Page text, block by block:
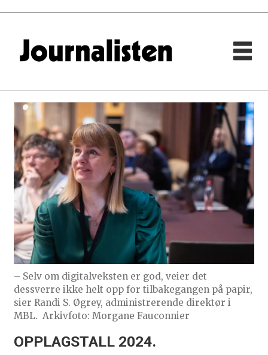
– Selv om digitalveksten er god, veier det
dessverre ikke helt opp for tilbakegangen på papir,
sier Randi S. Øgrey, administrerende direktør i
MBL. Arkivfoto: Morgane Fauconnier
OPPLAGSTALL 2024.